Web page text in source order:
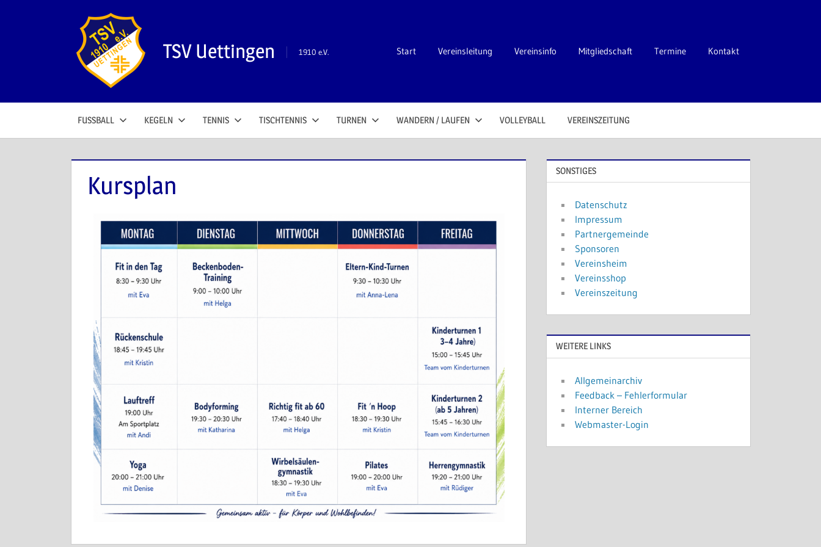
TSV Uettingen 1910 e.V. Start Vereinsleitung Vereinsinfo Mitgliedschaft Termine Kontakt
FUSSBALL KEGELN TENNIS TISCHTENNIS TURNEN WANDERN / LAUFEN VOLLEYBALL VEREINSZEITUNG
Kursplan SONSTIGES
Datenschutz
Impressum
Partnergemeinde
Sponsoren
Vereinsheim
Vereinsshop
Vereinszeitung
WEITERE LINKS
Allgemeinarchiv
Feedback – Fehlerformular
Interner Bereich
Webmaster-Login